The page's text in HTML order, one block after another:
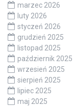
marzec 2026
luty 2026
styczeń 2026
grudzień 2025
listopad 2025
październik 2025
wrzesień 2025
sierpień 2025
lipiec 2025
maj 2025